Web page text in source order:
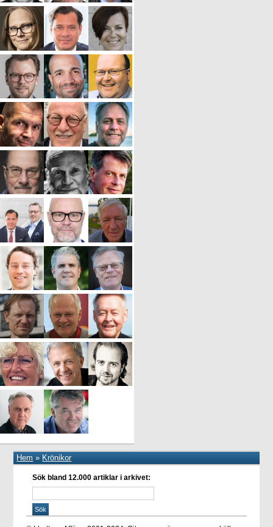
Hem » Krönikor
Sök bland 12.000 artiklar i arkivet: